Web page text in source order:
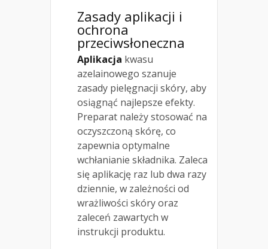
Zasady aplikacji i
ochrona
przeciwsłoneczna
Aplikacja kwasu
azelainowego szanuje
zasady pielęgnacji skóry, aby
osiągnąć najlepsze efekty.
Preparat należy stosować na
oczyszczoną skórę, co
zapewnia optymalne
wchłanianie składnika. Zaleca
się aplikację raz lub dwa razy
dziennie, w zależności od
wrażliwości skóry oraz
zaleceń zawartych w
instrukcji produktu.